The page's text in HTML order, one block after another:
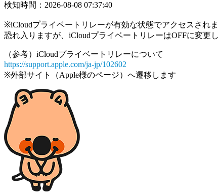
検知時間：2026-08-08 07:37:40
※iCloudプライベートリレーが有効な状態でアクセスされ
恐れ入りますが、iCloudプライベートリレーはOFFに変更
（参考）iCloudプライベートリレーについて
https://support.apple.com/ja-jp/102602
※外部サイト（Apple様のページ）へ遷移します